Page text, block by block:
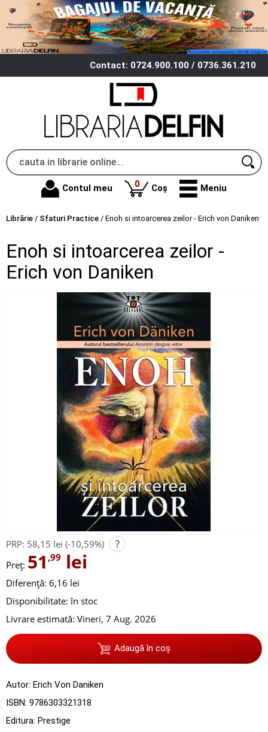
Contact: 0724.900.100 / 0736.361.210
Contul meu 0produse
Coș Meniu
Librărie / Sfaturi Practice / Enoh si intoarcerea zeilor - Erich von Daniken
Enoh si intoarcerea zeilor -
Erich von Daniken
PRP: 58,15 lei (-10,59%) ?
Preț: 51 ,99 lei
Diferență: 6,16 lei
Disponibilitate: în stoc
Livrare estimată: Vineri, 7 Aug. 2026
Adaugă în coș
Autor: Erich Von Daniken
ISBN: 9786303321318
Editura: Prestige